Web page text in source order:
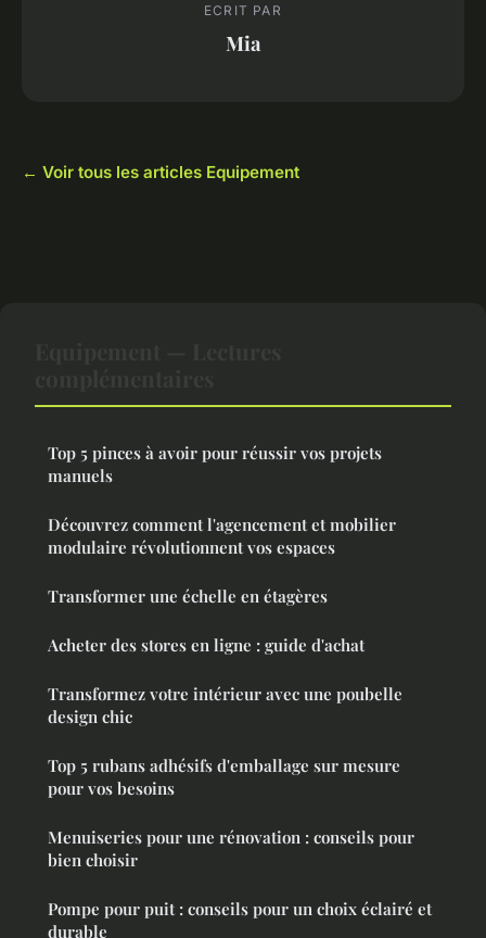
ECRIT PAR
Mia
← Voir tous les articles Equipement
Top 5 pinces à avoir pour réussir vos projets
manuels
Découvrez comment l'agencement et mobilier
modulaire révolutionnent vos espaces
Transformer une échelle en étagères
Acheter des stores en ligne : guide d'achat
Transformez votre intérieur avec une poubelle
design chic
Top 5 rubans adhésifs d'emballage sur mesure
pour vos besoins
Menuiseries pour une rénovation : conseils pour
bien choisir
Pompe pour puit : conseils pour un choix éclairé et
durable